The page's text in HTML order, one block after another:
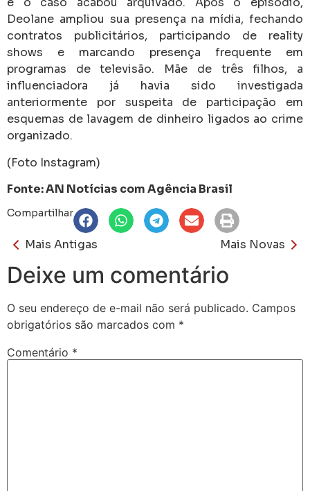
Deolane ampliou sua presença na mídia, fechando
contratos publicitários, participando de reality
shows e marcando presença frequente em
programas de televisão. Mãe de três filhos, a
influenciadora já havia sido investigada
anteriormente por suspeita de participação em
esquemas de lavagem de dinheiro ligados ao crime
organizado.
(Foto Instagram)
Fonte: AN Notícias com Agência Brasil
Compartilhar
Mais Antigas Mais Novas
Deixe um comentário
O seu endereço de e-mail não será publicado. Campos
obrigatórios são marcados com *
Comentário *